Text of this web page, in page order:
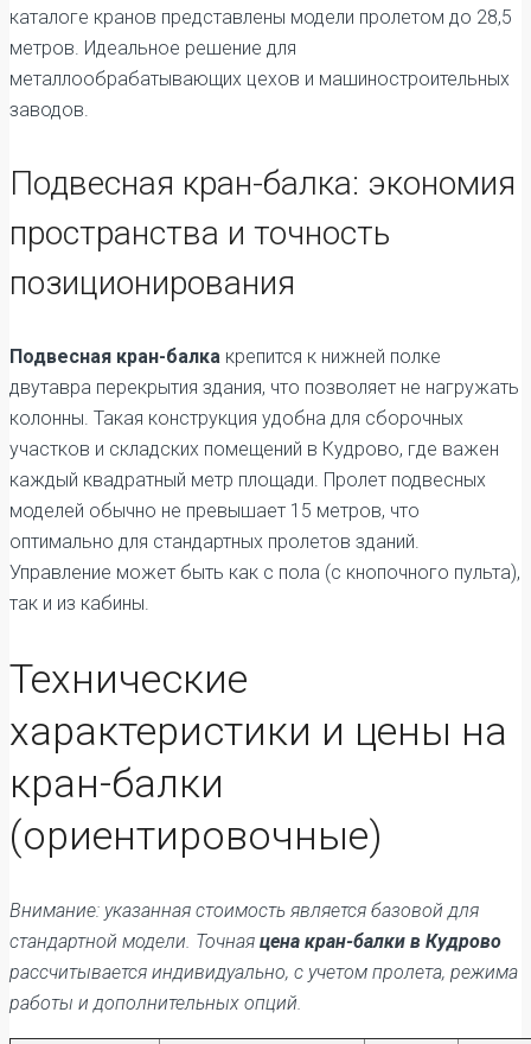
каталоге кранов представлены модели пролетом до 28,5
метров. Идеальное решение для
металлообрабатывающих цехов и машиностроительных
заводов.
Подвесная кран-балка: экономия
пространства и точность
позиционирования
Подвесная кран-балка крепится к нижней полке
двутавра перекрытия здания, что позволяет не нагружать
колонны. Такая конструкция удобна для сборочных
участков и складских помещений в Кудрово, где важен
каждый квадратный метр площади. Пролет подвесных
моделей обычно не превышает 15 метров, что
оптимально для стандартных пролетов зданий.
Управление может быть как с пола (с кнопочного пульта),
так и из кабины.
Технические
характеристики и цены на
кран-балки
(ориентировочные)
Внимание: указанная стоимость является базовой для
стандартной модели. Точная цена кран-балки в Кудрово
рассчитывается индивидуально, с учетом пролета, режима
работы и дополнительных опций.